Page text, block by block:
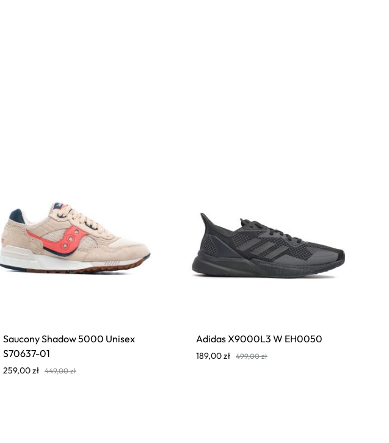
Saucony Shadow 5000 Unisex
S70637-01
259,00zł 449,00zł
Adidas X9000L3 W EH0050
189,00zł 499,00zł